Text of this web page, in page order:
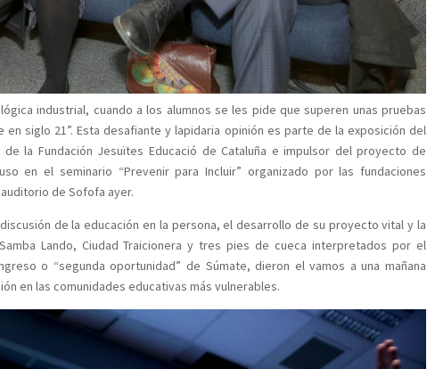
industrial, cuando a los alumnos se les pide que superen unas pruebas
siglo 21”. Esta desafiante y lapidaria opinión es parte de la exposición del
la Fundación Jesuïtes Educació de Cataluña e impulsor del proyecto de
en el seminario “Prevenir para Incluir” organizado por las fundaciones
de Sofofa ayer.
de la educación en la persona, el desarrollo de su proyecto vital y la
Lando, Ciudad Traicionera y tres pies de cueca interpretados por el
o “segunda oportunidad” de Súmate, dieron el vamos a una mañana
en las comunidades educativas más vulnerables.